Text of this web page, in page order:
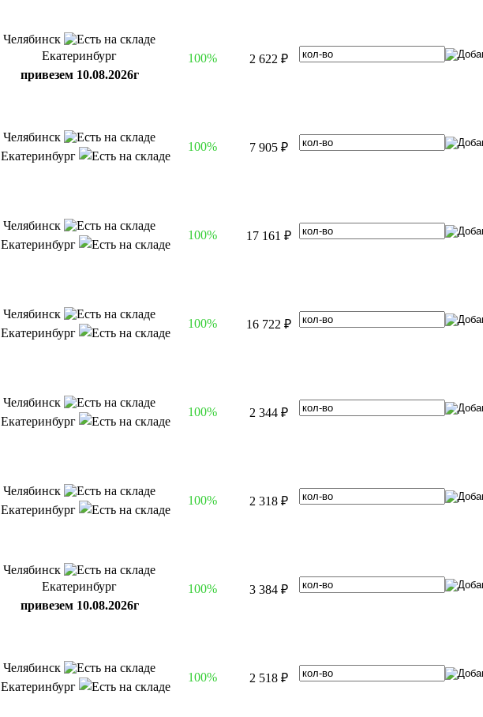
Челябинск
Екатеринбург
привезем 10.08.2026г
100% 2 622 ₽
Челябинск
Екатеринбург
100% 7 905 ₽
Челябинск
Екатеринбург
100% 17 161 ₽
Челябинск
Екатеринбург
100% 16 722 ₽
Челябинск
Екатеринбург
100% 2 344 ₽
Челябинск
Екатеринбург
100% 2 318 ₽
Челябинск
Екатеринбург
привезем 10.08.2026г
100% 3 384 ₽
Челябинск
Екатеринбург
100% 2 518 ₽